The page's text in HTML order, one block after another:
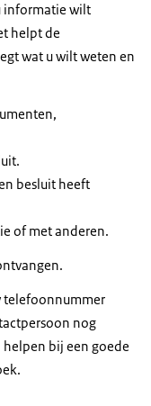
informatie wilt
helpt de
wat u wilt weten en
besluit heeft
of met anderen.
telefoonnummer
nog
bij een goede